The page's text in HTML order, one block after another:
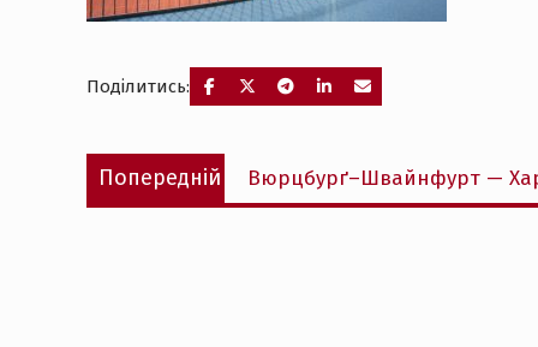
Поділитись:
Навігація
записів
Попередній
Попередній
запис:
Вюрцбурґ–Швайнфурт —